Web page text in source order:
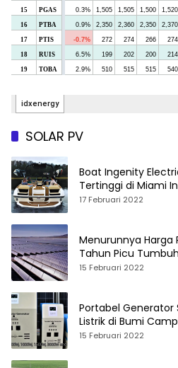
SOLAR PV
Boat Ingenity Electric 23E Raih
Tertinggi di Miami
17 Februari 2022
Menurunnya Harga
Tahun Picu
15 Februari 2022
Portabel Generator
Listrik di Bumi
15 Februari 2022